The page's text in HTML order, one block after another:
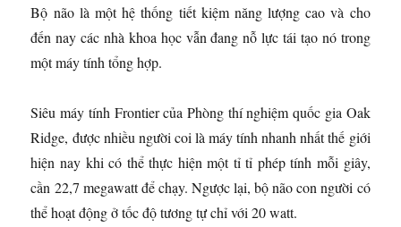
Bộ não là một hệ thống tiết kiệm năng lượng cao và cho
đến nay các nhà khoa học vẫn đang nỗ lực tái tạo nó trong
một máy tính tổng hợp.
Siêu máy tính Frontier của Phòng thí nghiệm quốc gia Oak
Ridge, được nhiều người coi là máy tính nhanh nhất thế giới
hiện nay khi có thể thực hiện một tỉ tỉ phép tính mỗi giây,
cần 22,7 megawatt để chạy. Ngược lại, bộ não con người có
thể hoạt động ở tốc độ tương tự chỉ với 20 watt.